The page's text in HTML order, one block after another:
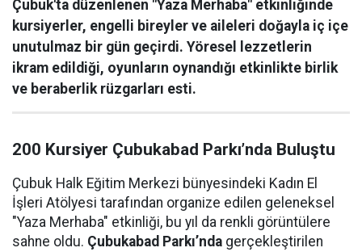
Çubuk'ta düzenlenen "Yaza Merhaba" etkinliğinde
kursiyerler, engelli bireyler ve aileleri doğayla iç içe
unutulmaz bir gün geçirdi. Yöresel lezzetlerin
ikram edildiği, oyunların oynandığı etkinlikte birlik
ve beraberlik rüzgarları esti.
200 Kursiyer Çubukabad Parkı’nda Buluştu
Çubuk Halk Eğitim Merkezi bünyesindeki Kadın El
İşleri Atölyesi tarafından organize edilen geleneksel
"Yaza Merhaba" etkinliği, bu yıl da renkli görüntülere
sahne oldu. Çubukabad Parkı’nda gerçekleştirilen